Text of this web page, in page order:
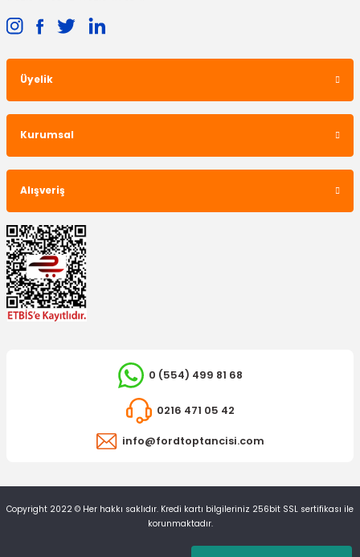
Üyelik
Kurumsal
Alışveriş
0 (554) 499 81 68
0216 471 05 42
info@fordtoptancisi.com
Copyright 2022 © Her hakkı saklıdır. Kredi kartı bilgileriniz 256bit SSL sertifikası ile
korunmaktadır.